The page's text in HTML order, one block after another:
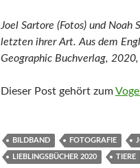
Joel Sartore (Fotos) und Noah
letzten ihrer Art. Aus dem
Geographic Buchverlag,
Dieser Post gehört zum
BILDBAND FOTOGRAFIE
LIEBLINGSBÜCHER 2020 TIERE